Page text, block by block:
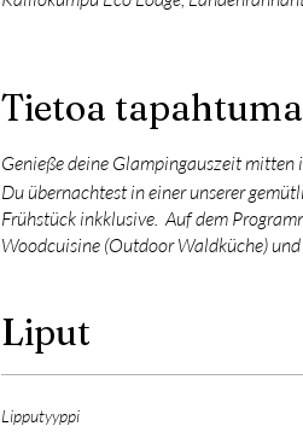
Tietoa
Genieße deine Glampingauszeit mitten
Du übernachtest in einer unserer
Frühstück inkklusive. Auf dem
Woodcuisine (Outdoor Waldküche)
Liput
Lipputyyppi